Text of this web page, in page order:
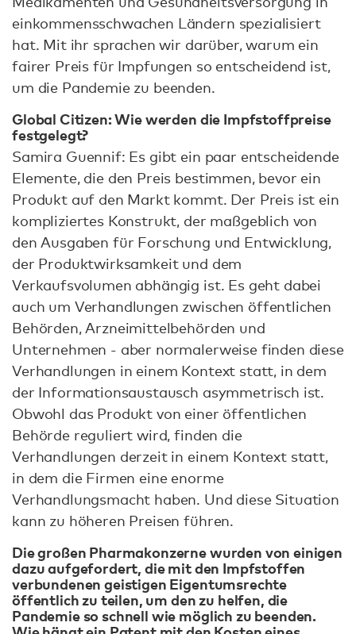
einkommensschwachen Ländern spezialisiert
hat. Mit ihr sprachen wir darüber, warum ein
fairer Preis für Impfungen so entscheidend ist,
um die Pandemie zu beenden.
Global Citizen: Wie werden die Impfstoffpreise
festgelegt?
Samira Guennif: Es gibt ein paar entscheidende
Elemente, die den Preis bestimmen, bevor ein
Produkt auf den Markt kommt. Der Preis ist ein
kompliziertes Konstrukt, der maßgeblich von
den Ausgaben für Forschung und Entwicklung,
der Produktwirksamkeit und dem
Verkaufsvolumen abhängig ist. Es geht dabei
auch um Verhandlungen zwischen öffentlichen
Behörden, Arzneimittelbehörden und
Unternehmen - aber normalerweise finden diese
Verhandlungen in einem Kontext statt, in dem
der Informationsaustausch asymmetrisch ist.
Obwohl das Produkt von einer öffentlichen
Behörde reguliert wird, finden die
Verhandlungen derzeit in einem Kontext statt,
in dem die Firmen eine enorme
Verhandlungsmacht haben. Und diese Situation
kann zu höheren Preisen führen.
Die großen Pharmakonzerne wurden von einigen
dazu aufgefordert, die mit den Impfstoffen
verbundenen geistigen Eigentumsrechte
öffentlich zu teilen, um den zu helfen, die
Pandemie so schnell wie möglich zu beenden.